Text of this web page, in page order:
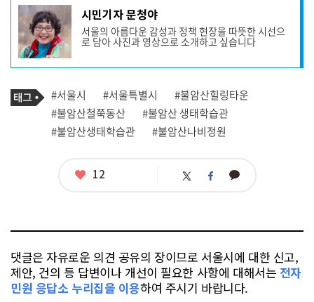
기
사
작
성
자
프
필
시민기자 문청야
서울의 아름다운 감성과 정책 현장을 따뜻한 시선으
로 담아 사진과 영상으로 소개하고 싶습니다
기
사
관
련
태
태
그
#서울시 #서울특별시
#불암산힐링타운
#불암산철쭉동산
#불암산 생태학습관
#불암산생태학습관
#불암산나비정원
좋
12 트 페 카
댓글은 자유로운 의견 공유의 장이므로 서울시에 대한 신고,
제안, 건의 등 답변이나 개선이 필요한 사항에 대해서는 전자
민원 응답소 누리집을 이용하여 주시기 바랍니다.